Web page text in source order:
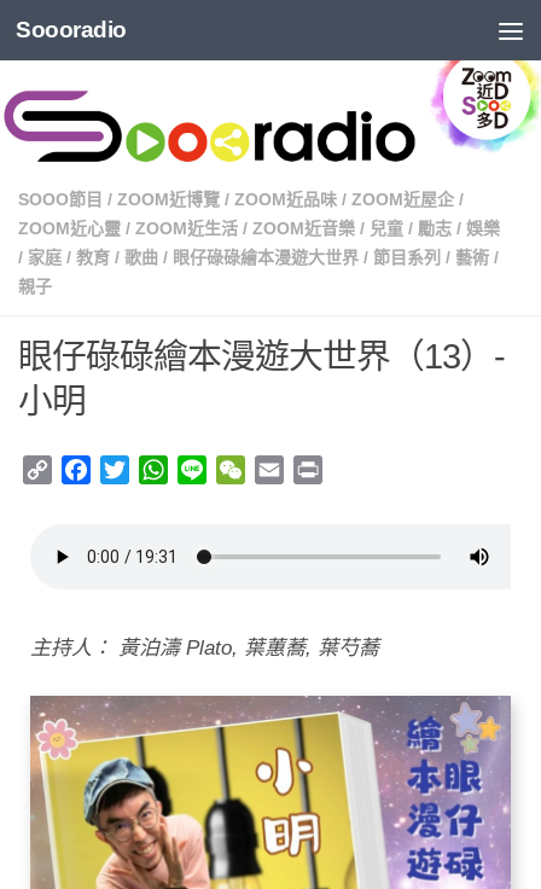
Soooradio
SOOO節目 / ZOOM近博覽 / ZOOM近品味 / ZOOM近屋企 /
ZOOM近心靈 / ZOOM近生活 / ZOOM近音樂 / 兒童 / 勵志 / 娛樂
/ 家庭 / 教育 / 歌曲 / 眼仔碌碌繪本漫遊大世界 / 節目系列 / 藝術 /
親子
眼仔碌碌繪本漫遊大世界（13）-
小明
Copy
Facebook
TwitterWhatsApp
Line WeChat
Email
主持人： 黃泊濤 Plato, 葉蕙蕎, 葉芍蕎